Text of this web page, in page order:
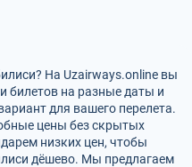
На Uzairways.online вы
билетов на разные даты и
для вашего перелета.
цены без скрытых
низких цен, чтобы
дёшево. Мы предлагаем